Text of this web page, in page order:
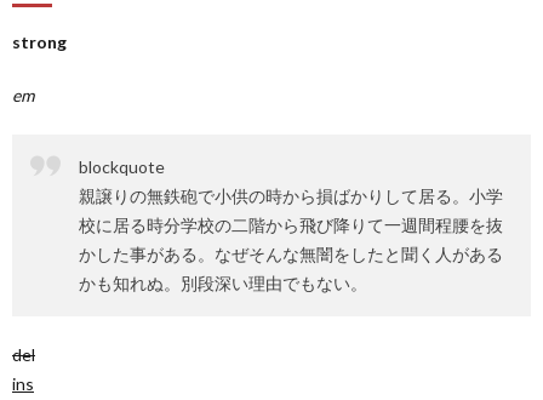
strong
em
blockquote
親譲りの無鉄砲で小供の時から損ばかりして居る。小学
校に居る時分学校の二階から飛び降りて一週間程腰を抜
かした事がある。なぜそんな無闇をしたと聞く人がある
かも知れぬ。別段深い理由でもない。
del
ins